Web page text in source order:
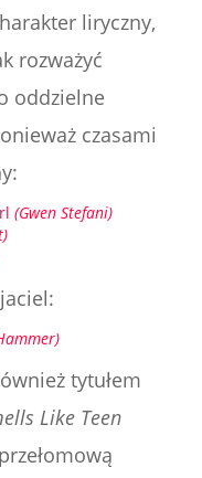
liryczny,
rozważyć
oddzielne
czasami
(Gwen Stefani)
tytułem
Like Teen